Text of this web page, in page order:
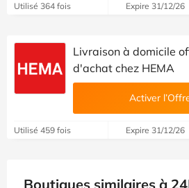
Utilisé 364 fois Expire 31/12/26
Livraison à domicile
d'achat chez HEMA
Activer
Utilisé 459 fois Expire 31/12/26
Boutiques similaires à